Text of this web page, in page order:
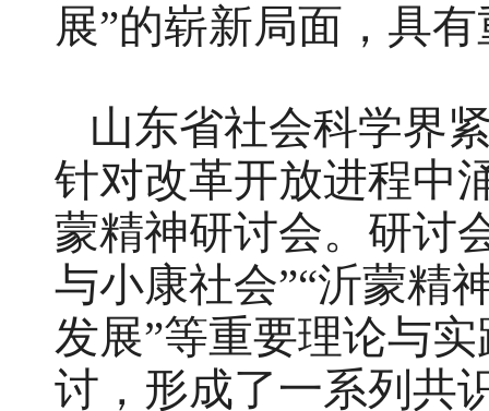
展”的崭新局面，具
山东省社会科学界
针对改革开放进程中
蒙精神研讨会。研讨
与小康社会”“沂蒙精
发展”等重要理论与
讨，形成了一系列共